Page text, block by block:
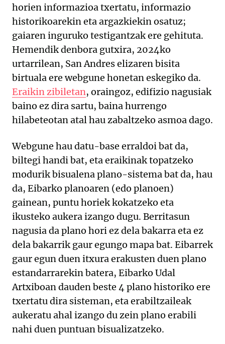
horien informazioa txertatu, informazio
historikoarekin eta argazkiekin osatuz;
gaiaren inguruko testigantzak ere gehituta.
Hemendik denbora gutxira, 2024ko
urtarrilean, San Andres elizaren bisita
birtuala ere webgune honetan eskegiko da.
Eraikin zibiletan, oraingoz, edifizio nagusiak
baino ez dira sartu, baina hurrengo
hilabeteotan atal hau zabaltzeko asmoa dago.
Webgune hau datu-base erraldoi bat da,
biltegi handi bat, eta eraikinak topatzeko
modurik bisualena plano-sistema bat da, hau
da, Eibarko planoaren (edo planoen)
gainean, puntu horiek kokatzeko eta
ikusteko aukera izango dugu. Berritasun
nagusia da plano hori ez dela bakarra eta ez
dela bakarrik gaur egungo mapa bat. Eibarrek
gaur egun duen itxura erakusten duen plano
estandarrarekin batera, Eibarko Udal
Artxiboan dauden beste 4 plano historiko ere
txertatu dira sisteman, eta erabiltzaileak
aukeratu ahal izango du zein plano erabili
nahi duen puntuan bisualizatzeko.